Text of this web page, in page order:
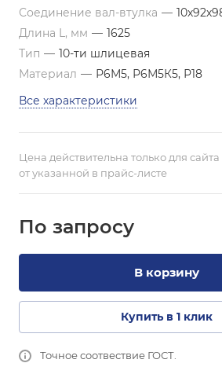
Соединение вал-втулка —
Длина L, мм — 1625
Тип — 10-ти шлицевая
Материал — Р6М5, Р6М5К5, Р18
Все характеристики
Цена действительна только для
от указанной в прайс-листе
По запросу
В корзину
Купить в 1 клик
Точное соотвествие ГОСТ.